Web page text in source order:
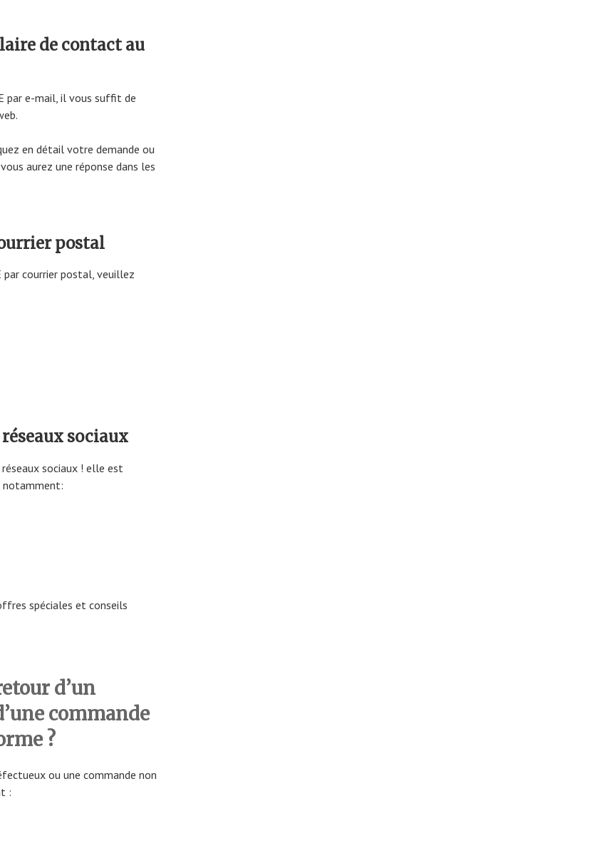
de contact au
par e-mail, il vous suffit de
en détail votre demande ou
aurez une réponse dans les
postal
par courrier postal, veuillez
réseaux sociaux
sociaux ! elle est
notamment:
spéciales et conseils
d’un
commande
?
ou une commande non
: